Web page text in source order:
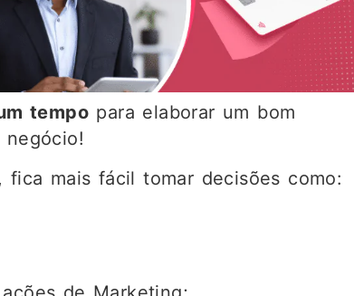
tempo para elaborar um bom
mais fácil tomar decisões como: